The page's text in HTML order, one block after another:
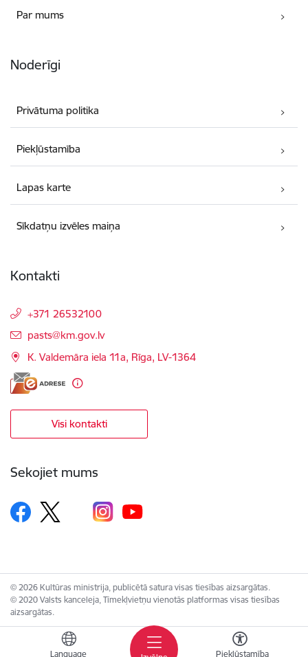
Language Piekļūstamība
Par mums
Noderīgi
Privātuma politika
Piekļūstamība
Lapas karte
Sīkdatņu izvēles maiņa
Kontakti
+371 26532100
E-pasts:
pasts@km.gov.lv
K. Valdemāra iela 11a, Rīga, LV-1364
Visi kontakti
Sekojiet mums
© 2026 Kultūras ministrija, publicētā satura visas tiesības aizsargātas.
© 2020 Valsts kanceleja, Tīmekļvietņu vienotās platformas visas tiesības
aizsargātas.